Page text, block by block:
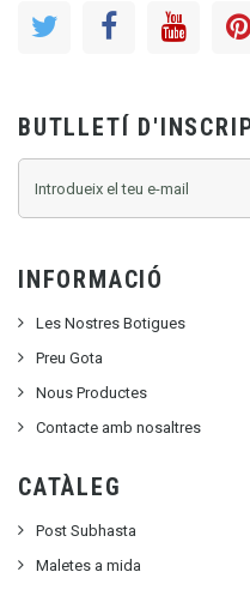
BUTLLETÍ
INFORMACIÓ
Les Nostres Botigues
Preu Gota
Nous Productes
Contacte amb nosaltres
CATÀLEG
Post Subhasta
Maletes a mida